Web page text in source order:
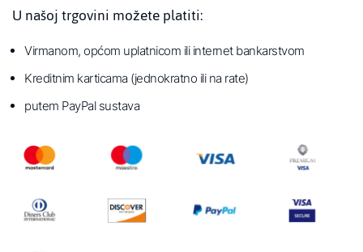
U našoj trgovini možete platiti:
Virmanom, općom uplatnicom ili internet bankarstvom
Kreditnim karticama (jednokratno ili na rate)
putem PayPal sustava